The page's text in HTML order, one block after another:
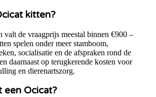
kitten?
valt de vraagprijs meestal binnen €900 –
spelen onder meer stamboom,
socialisatie en de afspraken rond de
daarnaast op terugkerende kosten voor
en dierenartszorg.
Ocicat?